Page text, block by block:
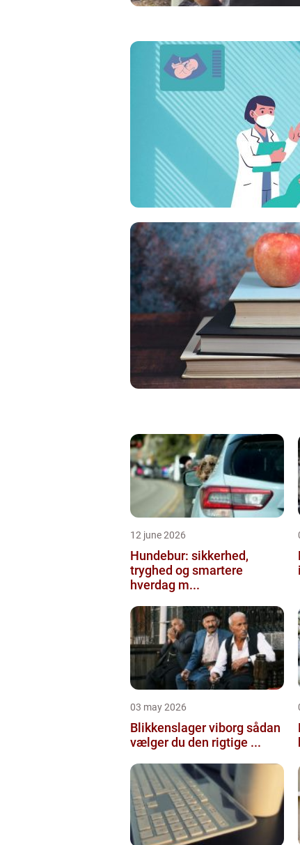
12 june 2026
Hundebur: sikkerhed,
tryghed og smartere
hverdag m...
03 may 2026
Blikkenslager viborg sådan
vælger du den rigtige ...